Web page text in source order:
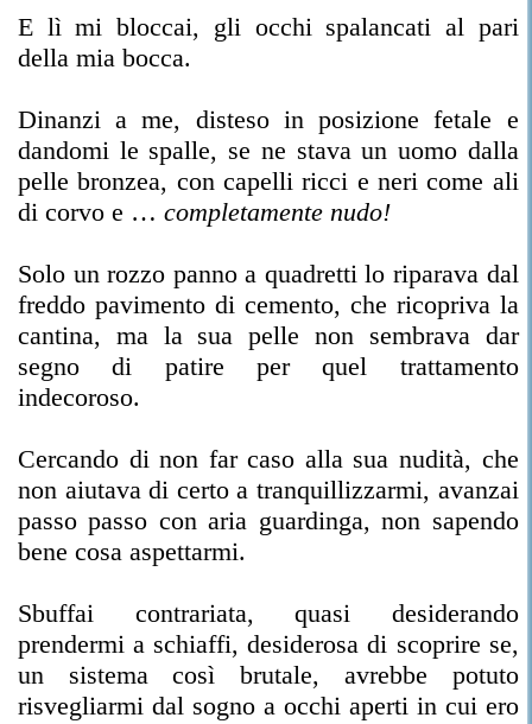
E lì mi bloccai, gli occhi spalancati al pari
della mia bocca.
Dinanzi a me, disteso in posizione fetale e
dandomi le spalle, se ne stava un uomo dalla
pelle bronzea, con capelli ricci e neri come ali
di corvo e … completamente nudo!
Solo un rozzo panno a quadretti lo riparava dal
freddo pavimento di cemento, che ricopriva la
cantina, ma la sua pelle non sembrava dar
segno di patire per quel trattamento
indecoroso.
Cercando di non far caso alla sua nudità, che
non aiutava di certo a tranquillizzarmi, avanzai
passo passo con aria guardinga, non sapendo
bene cosa aspettarmi.
Sbuffai contrariata, quasi desiderando
prendermi a schiaffi, desiderosa di scoprire se,
un sistema così brutale, avrebbe potuto
risvegliarmi dal sogno a occhi aperti in cui ero